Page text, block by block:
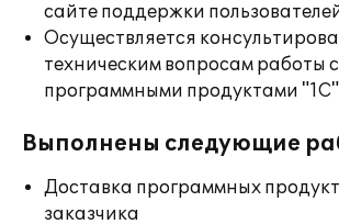
сайте поддержки
Осуществляется
техническим вопросам работы с
программными продуктами "1С"
Выполнены следующие
Доставка программных
заказчика